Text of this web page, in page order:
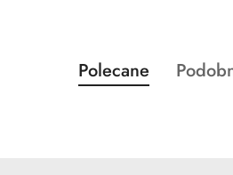
Pomiń karuzelę produktów
Produkty
o
Polecane